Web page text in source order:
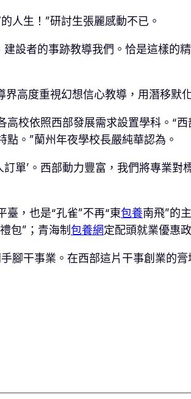
人生！”研討生張麗感動不已。
設者的事跡教導我們。恰是這樣的
高度重視幻想信心教導，用潛移默
高校依照西部發展需求設置學科。“
。”蘭州年夜學校長嚴純華認為。
單’。西部動力豐富，我們將專業
，也是“孔雀”不再“東包養南飛”的
包”；青海制包養網定配頭就業優惠
腳干事業。在西部這片干事創業的